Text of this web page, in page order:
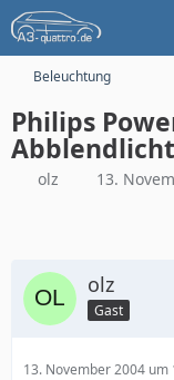
Beleuchtung
Philips
Abblendlicht
olz 13.
olz
Gast
13. November 2004 um